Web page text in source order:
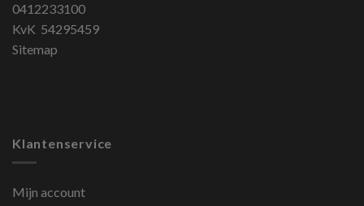
0412233100
KvK 54295459
Sitemap
Klantenservice
Mijn account